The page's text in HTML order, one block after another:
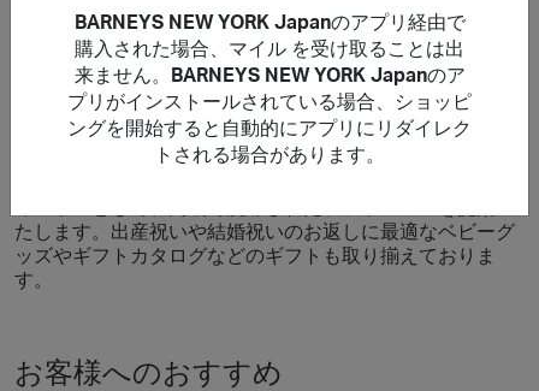
について BARNEYS NEW YORK Japan
(PR)【公式通販 バーニーズ ニューヨーク】落ち着いた空間
たします。出産祝いや結婚祝いのお返しに最適なベビーグ
ッズやギフトカタログなどのギフトも取り揃えておりま
す。
お客様へのおすすめ
BARNEYS NEW YORK Japanのアプリ経由で
購入された場合、マイル を受け取ることは出
来ません。 BARNEYS NEW YORK Japanのア
プリがインストールされている場合、ショッピ
ングを開始すると自動的にアプリにリダイレク
トされる場合があります。